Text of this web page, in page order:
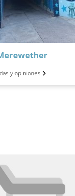
y opiniones